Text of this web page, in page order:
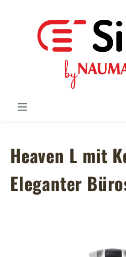
Heaven L mit
Eleganter
Bildergalerie überspringen